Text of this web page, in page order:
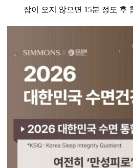
잠이 오지 않으면 15분 정도 후